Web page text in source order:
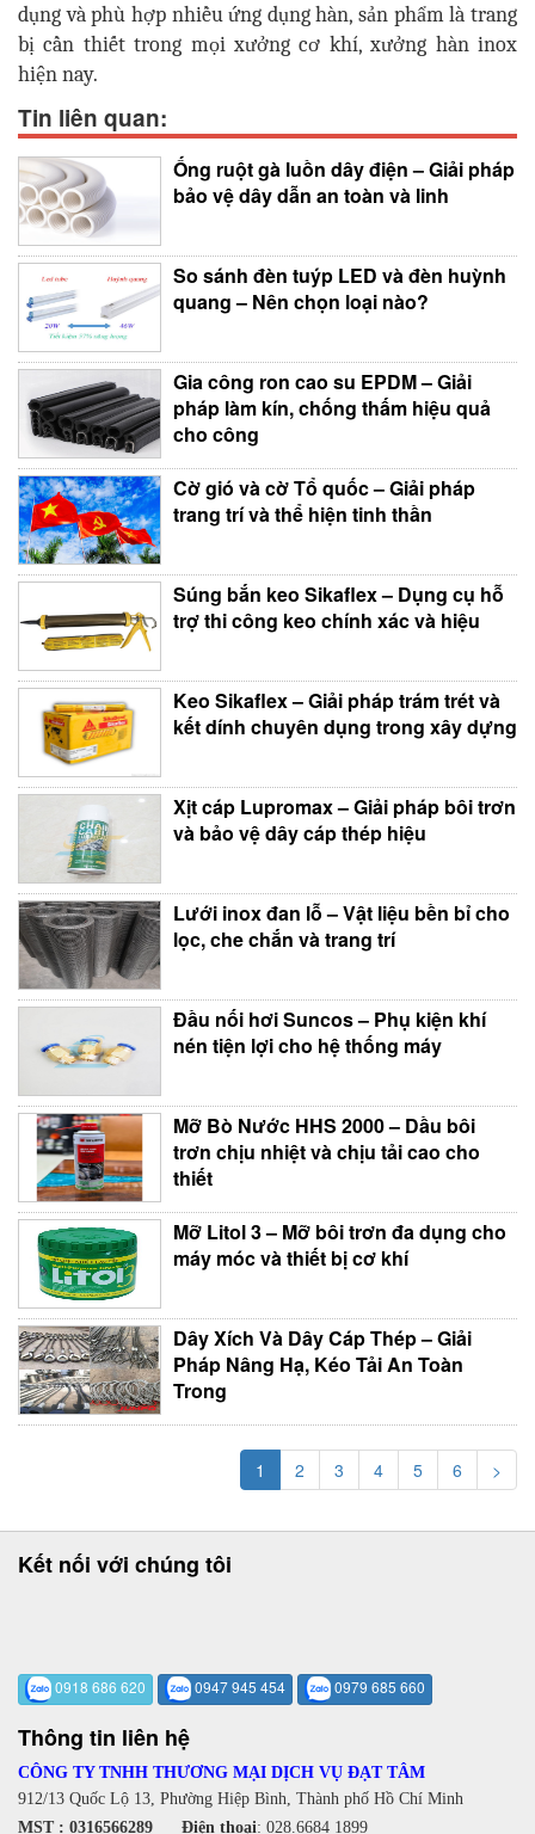
dụng và phù hợp nhiều ứng dụng hàn, sản phẩm là trang
bị cần thiết trong mọi xưởng cơ khí, xưởng hàn inox
hiện nay.
Tin liên quan:
Ống ruột gà luồn dây điện – Giải pháp
bảo vệ dây dẫn an toàn và linh
So sánh đèn tuýp LED và đèn huỳnh
quang – Nên chọn loại nào?
Gia công ron cao su EPDM – Giải
pháp làm kín, chống thấm hiệu quả
cho công
Cờ gió và cờ Tổ quốc – Giải pháp
trang trí và thể hiện tinh thần
Súng bắn keo Sikaflex – Dụng cụ hỗ
trợ thi công keo chính xác và hiệu
Keo Sikaflex – Giải pháp trám trét và
kết dính chuyên dụng trong xây dựng
Xịt cáp Lupromax – Giải pháp bôi trơn
và bảo vệ dây cáp thép hiệu
Lưới inox đan lỗ – Vật liệu bền bỉ cho
lọc, che chắn và trang trí
Đầu nối hơi Suncos – Phụ kiện khí
nén tiện lợi cho hệ thống máy
Mỡ Bò Nước HHS 2000 – Dầu bôi
trơn chịu nhiệt và chịu tải cao cho
thiết
Mỡ Litol 3 – Mỡ bôi trơn đa dụng cho
máy móc và thiết bị cơ khí
Dây Xích Và Dây Cáp Thép – Giải
Pháp Nâng Hạ, Kéo Tải An Toàn
Trong
1 2 3 4 5 6 >
Kết nối với chúng tôi
0918 686 620 0947 945 454 0979 685 660
Thông tin liên hệ
CÔNG TY TNHH THƯƠNG MẠI DỊCH VỤ ĐẠT TÂM
912/13 Quốc Lộ 13, Phường Hiệp Bình, Thành phố Hồ Chí Minh
MST : 0316566289 Điện thoại: 028.6684 1899